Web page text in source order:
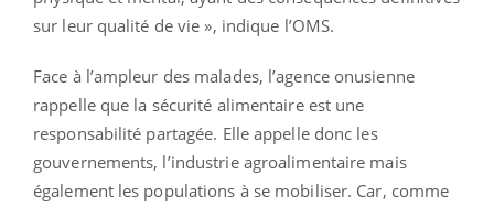
sur leur qualité de vie », indique l’OMS.
Face à l’ampleur des malades, l’agence onusienne
rappelle que la sécurité alimentaire est une
responsabilité partagée. Elle appelle donc les
gouvernements, l’industrie agroalimentaire mais
également les populations à se mobiliser. Car, comme